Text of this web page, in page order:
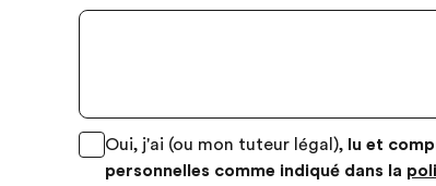
Oui, j'ai (ou mon tuteur légal), lu et
personnelles comme indiqué dans la